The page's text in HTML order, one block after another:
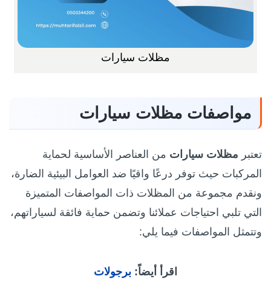
مظلات سيارات
مواصفات مظلات سيارات
تعتبر مظلات سيارات من العناصر الأساسية لحماية
المركبات حيث توفر درعًا واقيًا ضد العوامل البيئية الضارة،
ونقدم مجموعة من المظلات ذات المواصفات المتميزة
التي تلبي احتياجات عملائنا وتضمن حماية فائقة لسياراتهم،
وتتمثل المواصفات فيما يلي:
اقرأ أيضاً: برجولات